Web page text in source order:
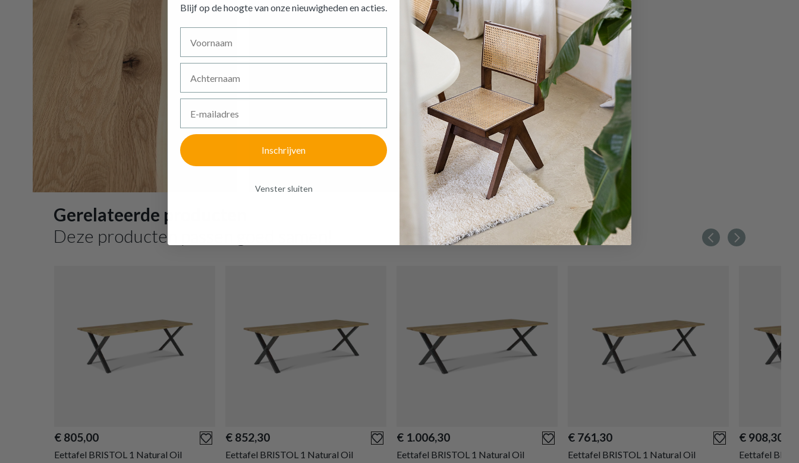
Gerelateerde producten
Deze producten passen goed samen!
€ 805,00
Eettafel BRISTOL 1 Natural Oil
€ 852,30
Eettafel BRISTOL 1 Natural Oil
€ 1.006,30
Eettafel BRISTOL 1 Natural Oil
€ 761,30
Eettafel BRISTOL 1 Natural Oil
€ 908,30
Eettafel
EETTAFEL BRISTOL 1 NATURAL OIL 280X100
Prijs per stuk, incl. btw en excl. verzendkosten
GA NAAR WINKELMANDJE of verder winkelen
Blijf op de hoogte van onze nieuwigheden enacties.
Inschrijven
Venster sluiten